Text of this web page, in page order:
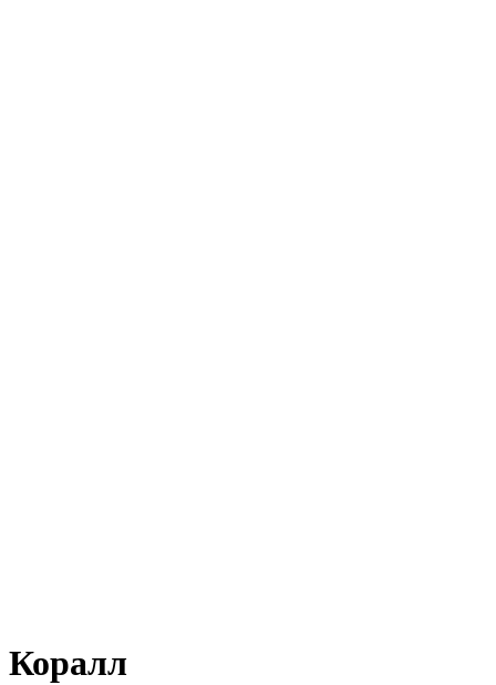
Коралл